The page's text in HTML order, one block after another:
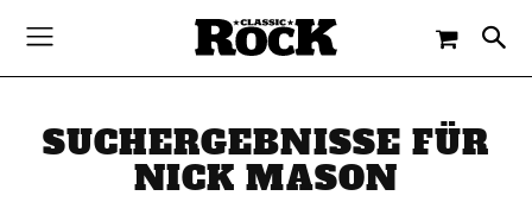
SUCHERGEBNISSE FÜR
NICK MASON